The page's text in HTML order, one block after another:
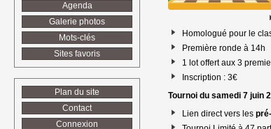
Homologué pour le
Première ronde à 14h
1 lot offert aux 3
Inscription : 3€
Tournoi du samedi 7 juin
Lien direct vers les
Agenda
Galerie photos
Mots-clés
Sites favoris
Plan du site
Contact
Connexion